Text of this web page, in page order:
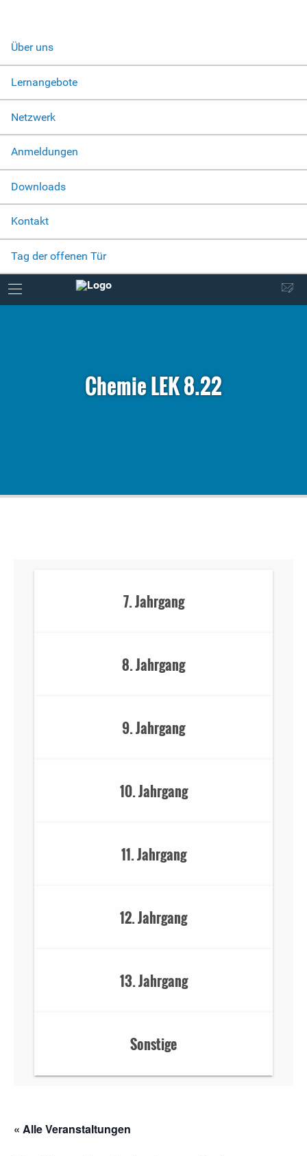
Über uns
Lernangebote
Netzwerk
Anmeldungen
Downloads
Kontakt
Tag der offenen Tür
Chemie LEK 8.22
7. Jahrgang
8. Jahrgang
9. Jahrgang
10. Jahrgang
11. Jahrgang
12. Jahrgang
13. Jahrgang
Sonstige
« Alle Veranstaltungen